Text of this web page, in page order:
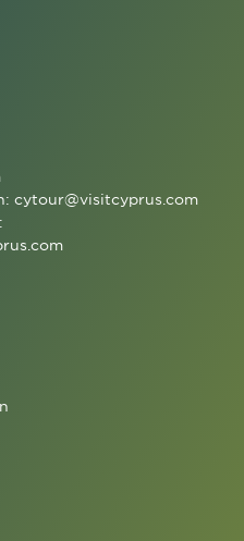
cytour@visitcyprus.com